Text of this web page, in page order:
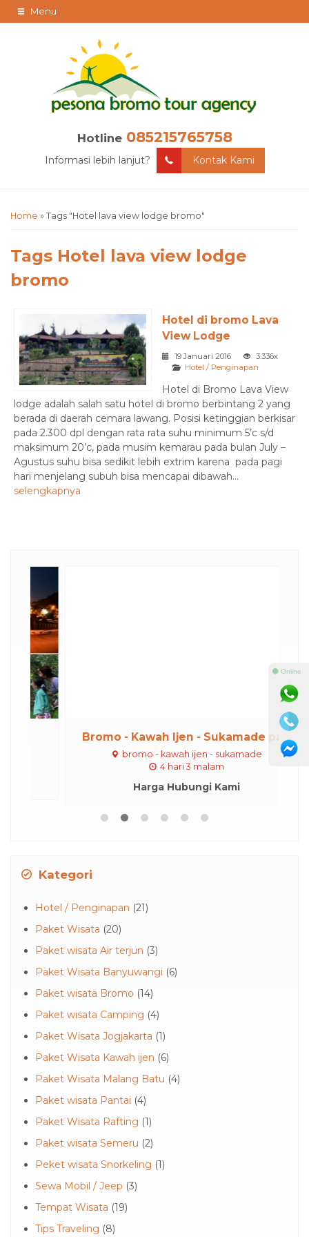
Menu
Hotline 085215765758
Informasi lebih lanjut? Kontak Kami
Home » Tags "Hotel lava view lodge bromo"
Tags Hotel lava view lodge
bromo
Hotel di bromo Lava
View Lodge
19 Januari 2016
3.336x
Hotel / Penginapan
Hotel di Bromo Lava View
lodge adalah salah satu hotel di bromo berbintang 2 yang
berada di daerah cemara lawang. Posisi ketinggian berkisar
pada 2.300 dpl dengan rata rata suhu minimum 5’c s/d
maksimum 20’c, pada musim kemarau pada bulan July –
Agustus suhu bisa sedikit lebih extrim karena pada pagi
hari menjelang subuh bisa mencapai dibawah...
selengkapnya
Bromo - Kawah Ijen - Sukamade pa...
bromo - kawah ijen - sukamade
4 hari 3 malam
Harga Hubungi Kami
Kategori
Hotel / Penginapan (21)
Paket Wisata (20)
Paket wisata Air terjun (3)
Paket Wisata Banyuwangi (6)
Paket wisata Bromo (14)
Paket wisata Camping (4)
Paket Wisata Jogjakarta (1)
Paket Wisata Kawah ijen (6)
Paket Wisata Malang Batu (4)
Paket wisata Pantai (4)
Paket Wisata Rafting (1)
Paket wisata Semeru (2)
Peket wisata Snorkeling (1)
Sewa Mobil / Jeep (3)
Tempat Wisata (19)
Tips Traveling (8)
⚫ Online